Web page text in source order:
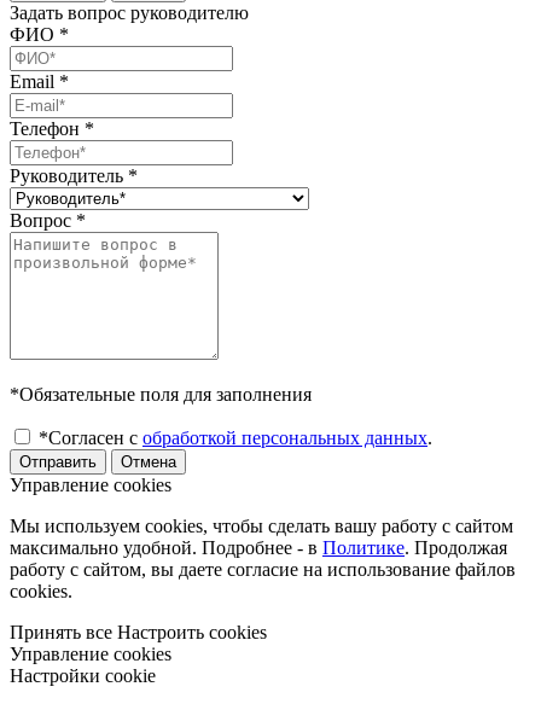
Задать вопрос руководителю
ФИО *
Email *
Телефон *
Руководитель *
Вопрос *
*Обязательные поля для заполнения
*Согласен с обработкой персональных данных.
Отправить Отмена
Управление cookies
Мы используем cookies, чтобы сделать вашу работу с сайтом
максимально удобной. Подробнее - в Политике. Продолжая
работу с сайтом, вы даете согласие на использование файлов
cookies.
Принять все Настроить cookies
Управление cookies
Настройки cookie